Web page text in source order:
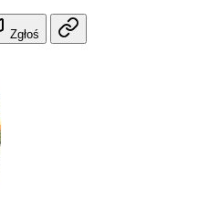
Zgłoś